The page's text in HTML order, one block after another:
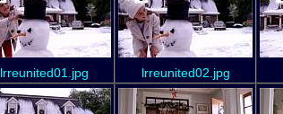
lrreunited01.jpg lrreunited02.jpg